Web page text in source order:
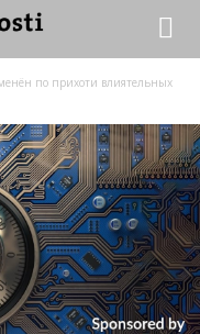
по прихоти влиятельных